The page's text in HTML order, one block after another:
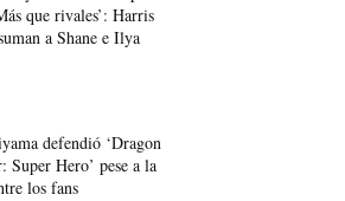
que rivales’: Harris
a Shane e Ilya
defendió ‘Dragon
Super Hero’ pese a la
los fans